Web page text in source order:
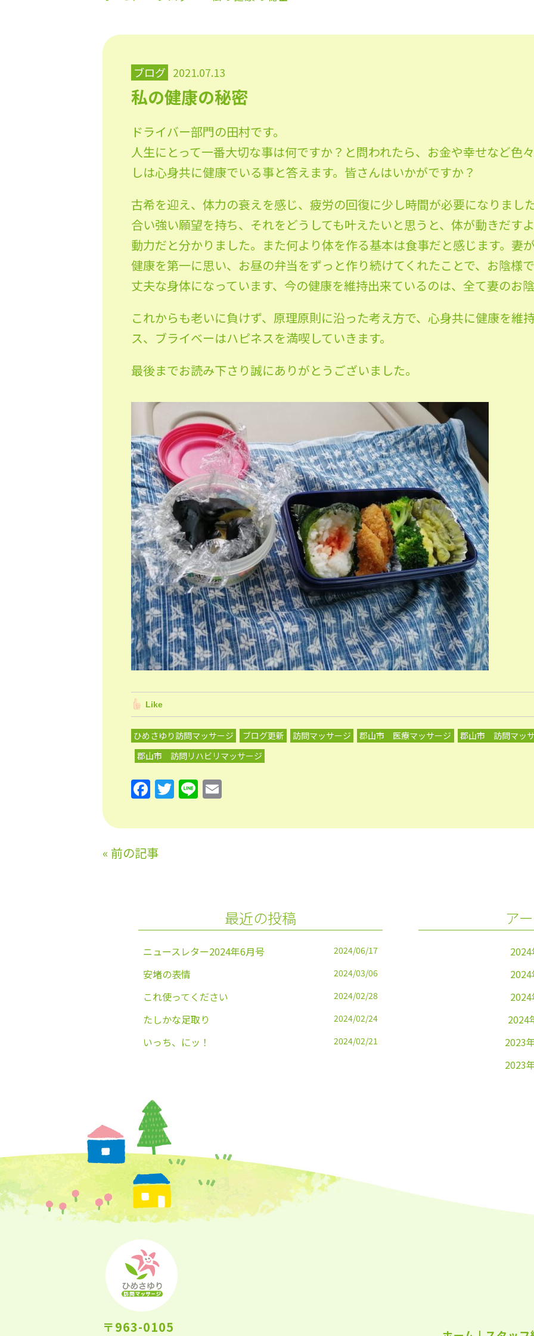
ブログ 2021.07.13
私の健康の秘密
ドライバー部門の田村です。
人生にとって一番大切な事は何ですか？と問われたら、お金や幸せなど色
しは心身共に健康でいる事と答えます。皆さんはいかがですか？
古希を迎え、体力の衰えを感じ、疲労の回復に少し時間が必要になりまし
合い強い願望を持ち、それをどうしても叶えたいと思うと、体が動きだす
動力だと分かりました。また何より体を作る基本は食事だと感じます。妻
健康を第一に思い、お昼の弁当をずっと作り続けてくれたことで、お陰様
丈夫な身体になっています、今の健康を維持出来ているのは、全て妻のお
これからも老いに負けず、原理原則に沿った考え方で、心身共に健康を維
ス、ブライベーはハピネスを満喫していきます。
最後までお読み下さり誠にありがとうございました。
Like
ひめさゆり訪問マッサージ ブログ更新 訪問マッサージ 郡山市 医療マッサージ
郡山市 訪問マッ
郡山市 訪問リハビリマッサージ
F
a
c
e
b
k
T
w
itt
Li
n
e ai
« 前の記事
最近の投稿
ニュースレター2024年6月号 2024/06/17
安堵の表情 2024/03/06
これ使ってください 2024/02/28
たしかな足取り 2024/02/24
いっち、にッ！ 2024/02/21
ア
2024
2023
2023
〒963-0105